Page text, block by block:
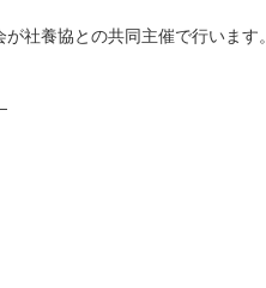
社養協との共同主催で行います。